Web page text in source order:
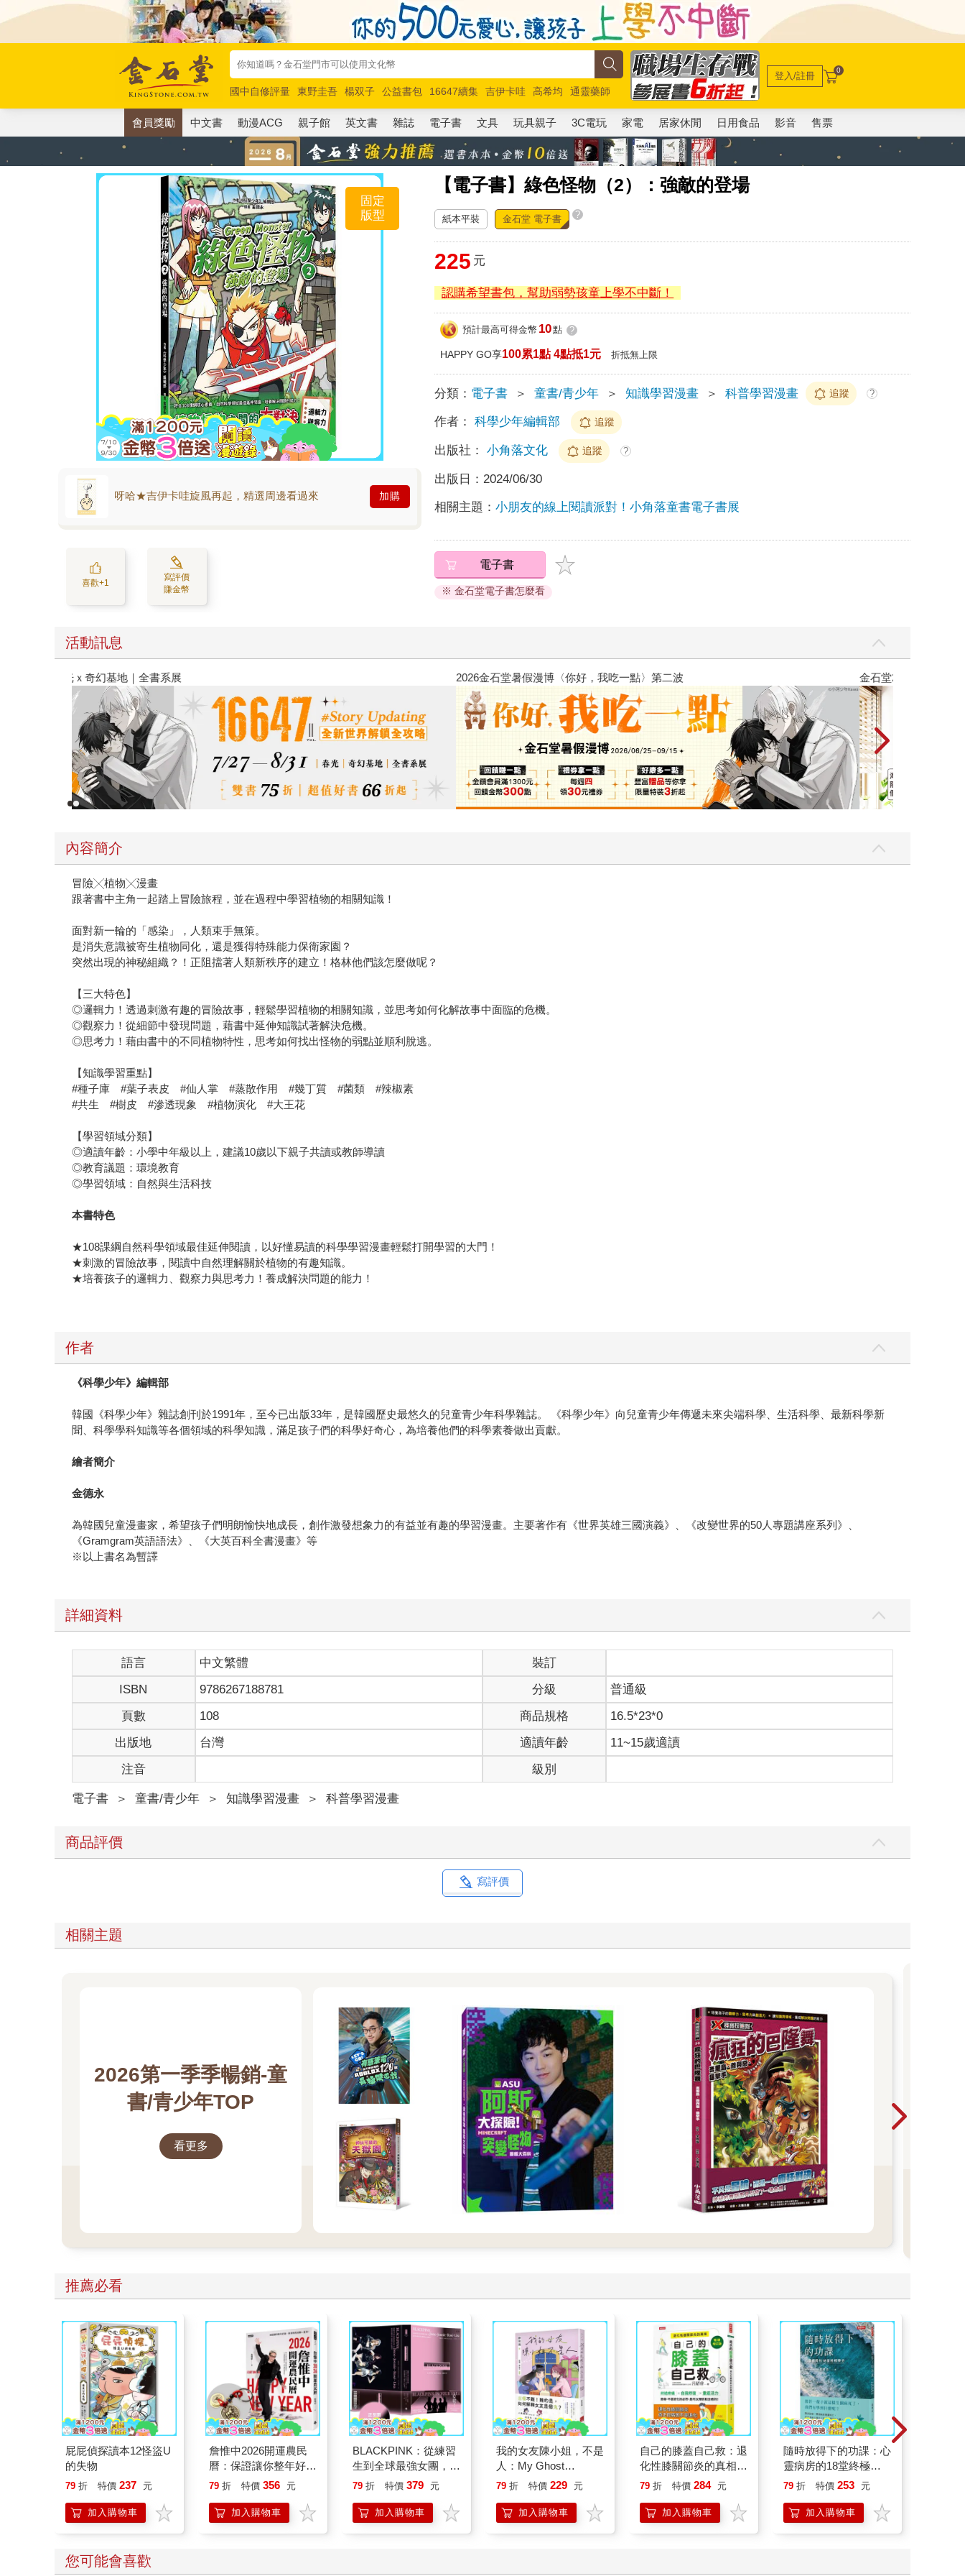
國中自修評量 東野圭吾 楊双子 公益書包 16647續集 吉伊卡哇 高希均
通靈藥師
唯紅花綻放
奧德賽 路邊攤新作 馬斯克 玩具總動員5 超慢跑
登入/註冊 0
會員獎勵 中文書 動漫ACG 親子館 英文書 雜誌 電子書 文具 玩具親子 3C電玩 家電 居家休閒 日用食品 影音 售票
【電子書】綠色怪物（2）：強敵的登場
固定
版型
呀哈★吉伊卡哇旋風再起，精選周邊看過來 加購
喜歡+1
寫評價
賺金幣
紙本平裝 金石堂 電子書 ?
225 元
認購希望書包，幫助弱勢孩童上學不中斷！
預計最高可得金幣 10點 ?
HAPPY GO享100累1點 4點抵1元 折抵無上限
分類： 電子書 ＞ 童書/青少年 ＞ 知識學習漫畫 ＞ 科普學習漫畫 追蹤 ?
作者： 科學少年編輯部 追蹤
出版社： 小角落文化 追蹤 ?
出版日： 2024/06/30
相關主題：小朋友的線上閱讀派對！小角落童書電子書展
電子書
※ 金石堂電子書怎麼看
活動訊息
春光ｘ奇幻基地｜全書系展 2026金石堂暑假漫博〈你好，我吃一點〉第二波 金石堂2026海
內容簡介
冒險╳植物╳漫畫
跟著書中主角一起踏上冒險旅程，並在過程中學習植物的相關知識！
面對新一輪的「感染」，人類束手無策。
是消失意識被寄生植物同化，還是獲得特殊能力保衛家園？
突然出現的神秘組織？！正阻擋著人類新秩序的建立！格林他們該怎麼做呢？
【三大特色】
◎邏輯力！透過刺激有趣的冒險故事，輕鬆學習植物的相關知識，並思考如何化解故事中面臨的危機。
◎觀察力！從細節中發現問題，藉書中延伸知識試著解決危機。
◎思考力！藉由書中的不同植物特性，思考如何找出怪物的弱點並順利脫逃。
【知識學習重點】
#種子庫 #葉子表皮 #仙人掌 #蒸散作用 #幾丁質 #菌類 #辣椒素
#共生 #樹皮 #滲透現象 #植物演化 #大王花
【學習領域分類】
◎適讀年齡：小學中年級以上，建議10歲以下親子共讀或教師導讀
◎教育議題：環境教育
◎學習領域：自然與生活科技
本書特色
★108課綱自然科學領域最佳延伸閱讀，以好懂易讀的科學學習漫畫輕鬆打開學習的大門！
★刺激的冒險故事，閱讀中自然理解關於植物的有趣知識。
★培養孩子的邏輯力、觀察力與思考力！養成解決問題的能力！
作者
《科學少年》編輯部
韓國《科學少年》雜誌創刊於1991年，至今已出版33年，是韓國歷史最悠久的兒童青少年科學雜誌。 《科學少年》向兒童青少年傳遞未來尖端科學、生活科學、最新科學新
聞、科學學科知識等各個領域的科學知識，滿足孩子們的科學好奇心，為培養他們的科學素養做出貢獻。
繪者簡介
金德永
為韓國兒童漫畫家，希望孩子們明朗愉快地成長，創作激發想象力的有益並有趣的學習漫畫。主要著作有《世界英雄三國演義》、《改變世界的50人專題講座系列》、
《Gramgram英語語法》、《大英百科全書漫畫》等
※以上書名為暫譯
詳細資料
語言 中文繁體
裝訂
ISBN
9786267188781 分級
普通級
頁數
108 商品規格
16.5*23*0
出版地
台灣 適讀年齡
11~15歲適讀
注音
級別
電子書 ＞ 童書/青少年 ＞ 知識學習漫畫 ＞ 科普學習漫畫
商品評價
寫評價
相關主題
2026第一季季暢銷-童
書/青少年TOP
看更多
推薦必看
屁屁偵探讀本12怪盜U
的失物
79 折 特價 237 元
加入購物車
詹惟中2026開運農民
曆：保證讓你整年好
運、財源快馬加鞭一直
錢五帝錢吊飾】
79 折 特價 356 元
加入購物車
BLACKPINK：從練習
生到全球最強女團，看
Jisoo、Jennie、
世界，創造K-pop傳
奇！
79 折 特價 379 元
加入購物車
我的女友陳小姐，不是
人：My Ghost
Girlfriend 2
79 折 特價 229 元
加入購物車
自己的膝蓋自己救：退
化性膝關節炎的真相
【暢銷增訂版】
79 折 特價 284 元
加入購物車
隨時放得下的功課：心
靈病房的18堂終極學
分
79 折 特價 253 元
加入購物車
您可能會喜歡